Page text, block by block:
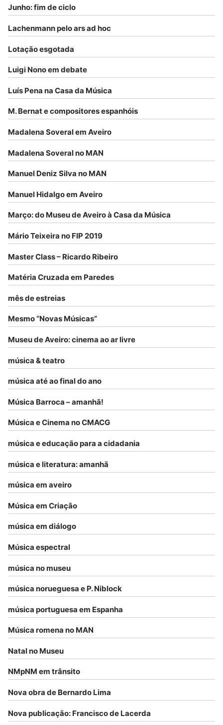
Junho: fim de ciclo
Lachenmann pelo ars ad hoc
Lotação esgotada
Luigi Nono em debate
Luís Pena na Casa da Música
M. Bernat e compositores espanhóis
Madalena Soveral em Aveiro
Madalena Soveral no MAN
Manuel Deniz Silva no MAN
Manuel Hidalgo em Aveiro
Março: do Museu de Aveiro à Casa da Música
Mário Teixeira no FIP 2019
Master Class – Ricardo Ribeiro
Matéria Cruzada em Paredes
mês de estreias
Mesmo “Novas Músicas”
Museu de Aveiro: cinema ao ar livre
música & teatro
música até ao final do ano
Música Barroca – amanhã!
Música e Cinema no CMACG
música e educação para a cidadania
música e literatura: amanhã
música em aveiro
Música em Criação
música em diálogo
Música espectral
música no museu
música norueguesa e P. Niblock
música portuguesa em Espanha
Música romena no MAN
Natal no Museu
NMpNM em trânsito
Nova obra de Bernardo Lima
Nova publicação: Francisco de Lacerda